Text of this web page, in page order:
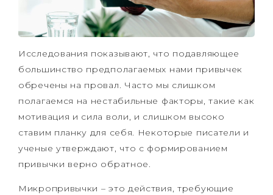
Исследования показывают, что подавляющее
большинство предполагаемых нами привычек
обречены на провал. Часто мы слишком
полагаемся на нестабильные факторы, такие как
мотивация и сила воли, и слишком высоко
ставим планку для себя. Некоторые писатели и
ученые утверждают, что с формированием
привычки верно обратное.
Микропривычки – это действия, требующие